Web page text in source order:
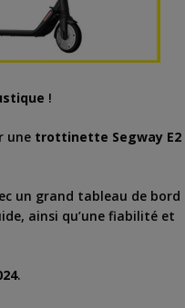
!
une trottinette Segway E2
un grand tableau de bord
ainsi qu’une fiabilité et
.